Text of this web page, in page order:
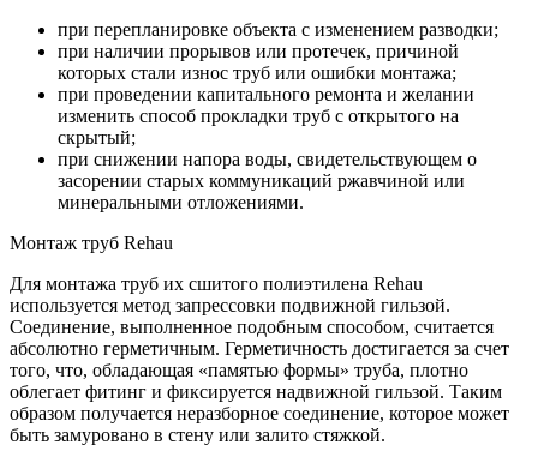
при перепланировке объекта с изменением разводки;
при наличии прорывов или протечек, причиной
которых стали износ труб или ошибки монтажа;
при проведении капитального ремонта и желании
изменить способ прокладки труб с открытого на
скрытый;
при снижении напора воды, свидетельствующем о
засорении старых коммуникаций ржавчиной или
минеральными отложениями.
Монтаж труб Rehau
Для монтажа труб их сшитого полиэтилена Rehau
используется метод запрессовки подвижной гильзой.
Соединение, выполненное подобным способом, считается
абсолютно герметичным. Герметичность достигается за счет
того, что, обладающая «памятью формы» труба, плотно
облегает фитинг и фиксируется надвижной гильзой. Таким
образом получается неразборное соединение, которое может
быть замуровано в стену или залито стяжкой.